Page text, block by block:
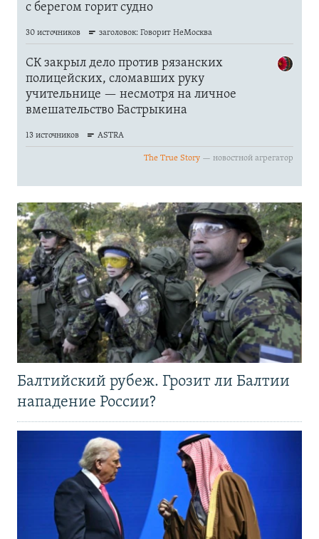
Балтийский рубеж. Грозит ли Балтии
нападение России?